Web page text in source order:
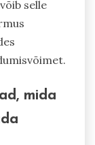
selle
mida